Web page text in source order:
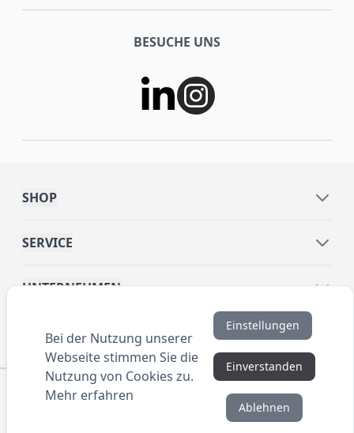
BESUCHE UNS
SHOP
SERVICE
UNTERNEHMEN
INFORMATIONEN
© 2016 ANYBRAND.de. All Rights Reserved. Alle
Preisangaben sind Nettopreise zzgl. MwSt. und Versand.
Kein Privatverkauf. Unser Angebot richtet sich
Bei der Nutzung unserer
Webseite stimmen Sie die
Nutzung von Cookies zu.
Mehr erfahren
Einstellungen
Einverstanden
Ablehnen